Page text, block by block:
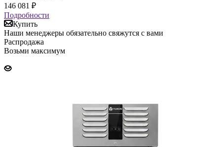
146 081 ₽
Подробности
Купить
Наши менеджеры обязательно свяжутся с вами
Распродажа
Возьми максимум